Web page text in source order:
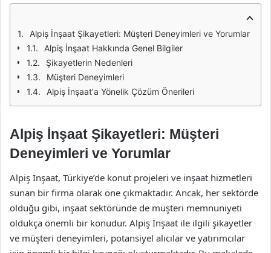
Alpiş İnşaat Şikayetleri: Müşteri Deneyimleri ve Yorumlar
Alpiş İnşaat Hakkında Genel Bilgiler
Şikayetlerin Nedenleri
Müşteri Deneyimleri
Alpiş İnşaat'a Yönelik Çözüm Önerileri
Alpiş İnşaat Şikayetleri: Müşteri
Deneyimleri ve Yorumlar
Alpiş İnşaat, Türkiye’de konut projeleri ve inşaat hizmetleri
sunan bir firma olarak öne çıkmaktadır. Ancak, her sektörde
olduğu gibi, inşaat sektöründe de müşteri memnuniyeti
oldukça önemli bir konudur. Alpiş İnşaat ile ilgili şikayetler
ve müşteri deneyimleri, potansiyel alıcılar ve yatırımcılar